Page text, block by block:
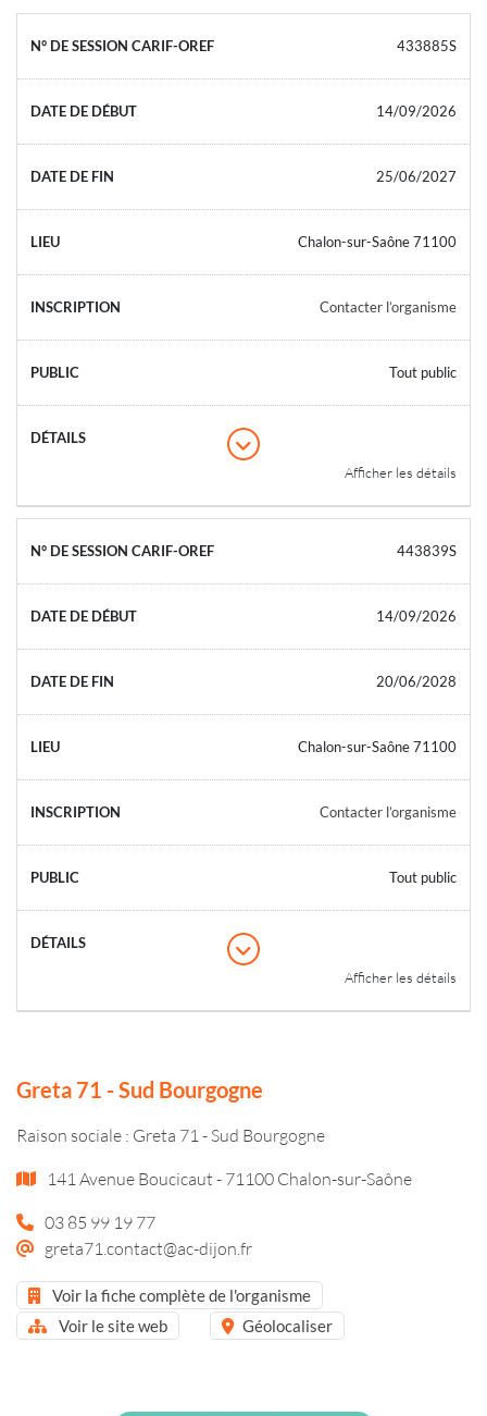
433885S
14/09/2026
25/06/2027
Chalon-sur-Saône 71100
Contacter l’organisme
Tout public
Afficher les détails
443839S
14/09/2026
20/06/2028
Chalon-sur-Saône 71100
Contacter l’organisme
Tout public
Afficher les détails
Greta 71 - Sud Bourgogne
Raison sociale : Greta 71 - Sud Bourgogne
141 Avenue Boucicaut - 71100 Chalon-sur-Saône
03 85 99 19 77
greta71.contact@ac-dijon.fr
Voir la fiche complète de l'organisme
Voir le site web
Géolocaliser